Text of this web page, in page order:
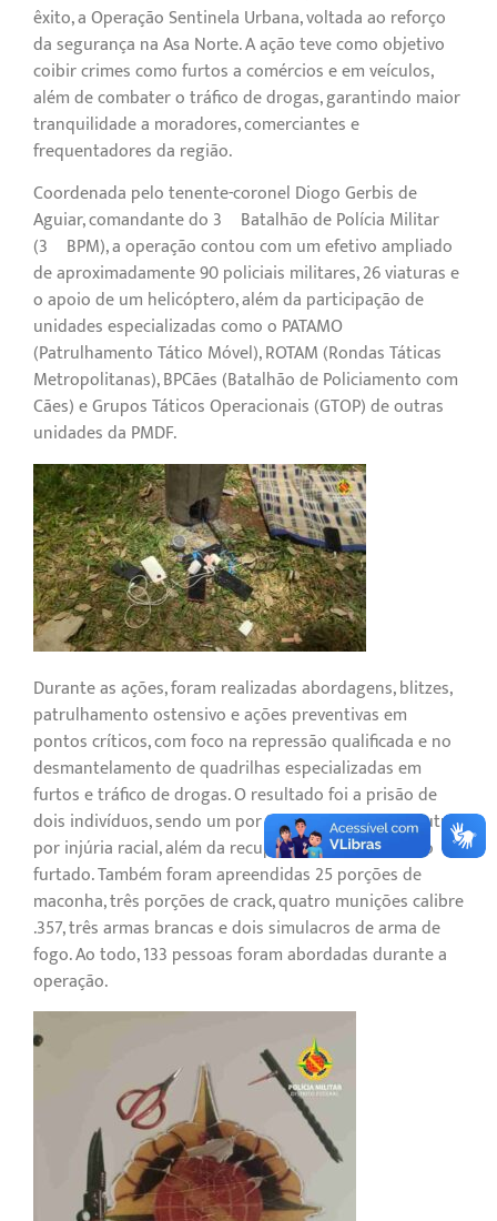
êxito, a Operação Sentinela Urbana, voltada ao reforço
da segurança na Asa Norte. A ação teve como objetivo
coibir crimes como furtos a comércios e em veículos,
além de combater o tráfico de drogas, garantindo maior
tranquilidade a moradores, comerciantes e
frequentadores da região.
Coordenada pelo tenente-coronel Diogo Gerbis de
Aguiar, comandante do 3º Batalhão de Polícia Militar
(3º BPM), a operação contou com um efetivo ampliado
de aproximadamente 90 policiais militares, 26 viaturas e
o apoio de um helicóptero, além da participação de
unidades especializadas como o PATAMO
(Patrulhamento Tático Móvel), ROTAM (Rondas Táticas
Metropolitanas), BPCães (Batalhão de Policiamento com
Cães) e Grupos Táticos Operacionais (GTOP) de outras
unidades da PMDF.
Durante as ações, foram realizadas abordagens, blitzes,
patrulhamento ostensivo e ações preventivas em
pontos críticos, com foco na repressão qualificada e no
desmantelamento de quadrilhas especializadas em
furtos e tráfico de drogas. O resultado foi a prisão de
dois indivíduos, sendo um por tráfico de drogas e outro
por injúria racial, além da recuperação de um veículo
furtado. Também foram apreendidas 25 porções de
maconha, três porções de crack, quatro munições calibre
.357, três armas brancas e dois simulacros de arma de
fogo. Ao todo, 133 pessoas foram abordadas durante a
operação.